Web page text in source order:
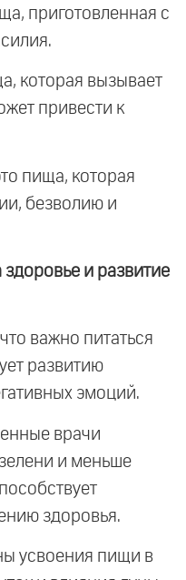
приготовленная с
которая вызывает
привести к
пища, которая
безволию и
и развитие
важно питаться
развитию
эмоций.
врачи
и меньше
здоровья.
усвоения пищи в